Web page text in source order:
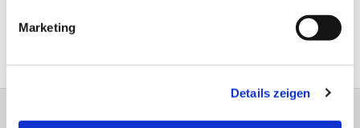
Marketing
Details zeigen
Die Häuser können dann weder von Gruppen noch von
Instagram